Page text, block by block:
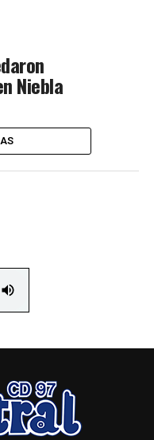
Niebla